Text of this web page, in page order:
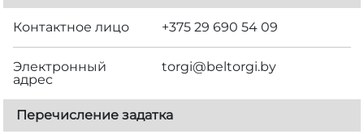
Контактное лицо +375 29 690 54 09
Электронный
адрес
torgi@beltorgi.by
Перечисление задатка